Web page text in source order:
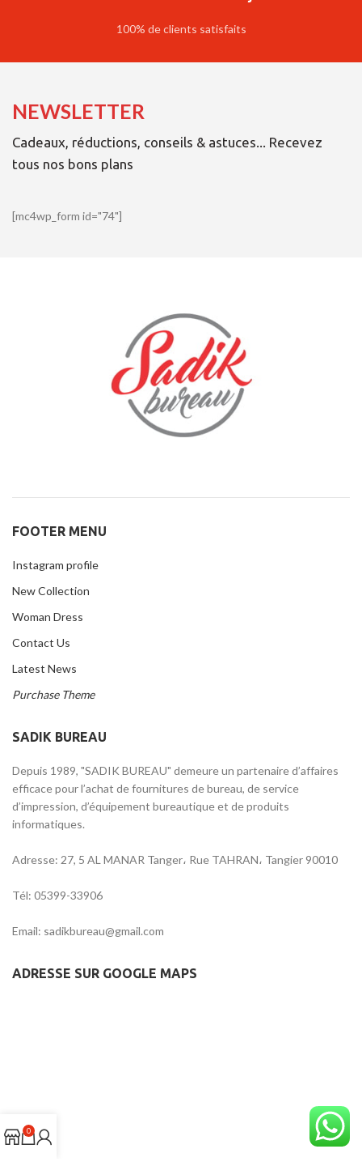
100% de clients satisfaits
NEWSLETTER
Cadeaux, réductions, conseils & astuces... Recevez
tous nos bons plans
[mc4wp_form id="74"]
FOOTER MENU
Instagram profile
New Collection
Woman Dress
Contact Us
Latest News
Purchase Theme
SADIK BUREAU
Depuis 1989, "SADIK BUREAU" demeure un partenaire d’affaires
efficace pour l’achat de fournitures de bureau, de service
d’impression, d’équipement bureautique et de produits
informatiques.
Adresse: 27, 5 AL MANAR Tanger، Rue TAHRAN، Tangier 90010
Tél: 05399-33906
Email: sadikbureau@gmail.com
ADRESSE SUR GOOGLE MAPS
0